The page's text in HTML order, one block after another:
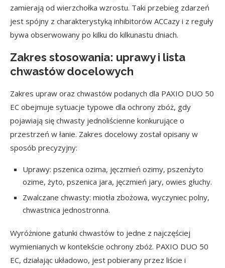
zamierają od wierzchołka wzrostu. Taki przebieg zdarzeń
jest spójny z charakterystyką inhibitorów ACCazy i z reguły
bywa obserwowany po kilku do kilkunastu dniach.
Zakres stosowania: uprawy i lista
chwastów docelowych
Zakres upraw oraz chwastów podanych dla PAXIO DUO 50
EC obejmuje sytuacje typowe dla ochrony zbóż, gdy
pojawiają się chwasty jednoliścienne konkurujące o
przestrzeń w łanie. Zakres docelowy został opisany w
sposób precyzyjny:
Uprawy: pszenica ozima, jęczmień ozimy, pszenżyto
ozime, żyto, pszenica jara, jęczmień jary, owies głuchy.
Zwalczane chwasty: miotła zbożowa, wyczyniec polny,
chwastnica jednostronna.
Wyróżnione gatunki chwastów to jedne z najczęściej
wymienianych w kontekście ochrony zbóż. PAXIO DUO 50
EC, działając układowo, jest pobierany przez liście i